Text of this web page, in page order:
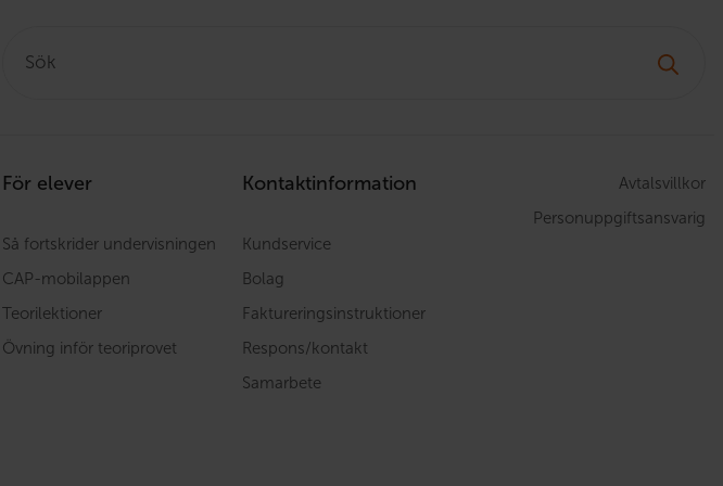
För elever
Så fortskrider undervisningen
CAP-mobilappen
Teorilektioner
Övning inför teoriprovet
Kontaktinformation
Kundservice
Bolag
Faktureringsinstruktioner
Respons/kontakt
Samarbete
Avtalsvillkor
Personuppgiftsansvarig